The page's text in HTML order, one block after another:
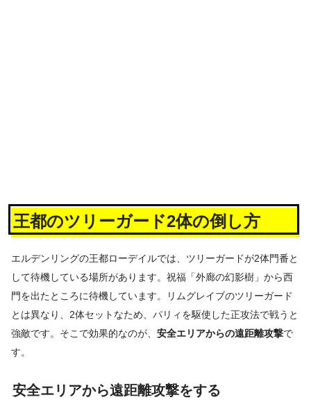
王都のツリーガード2体の倒し方
エルデンリングの王都ローデイルでは、ツリーガードが2体門番と
して待機している場所があります。祝福「外廊の幻影樹」から西
門を出たところに待機しています。リムグレイブのツリーガード
とは異なり、2体セットなため、パリィを駆使した正攻法で戦うと
強敵です。そこで効果的なのが、 安全エリアからの遠距離攻撃で
す。
安全エリアから遠距離攻撃をする